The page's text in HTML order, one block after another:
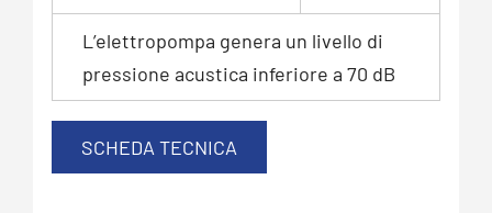
L’elettropompa genera un livello di
pressione acustica inferiore a 70 dB
SCHEDA TECNICA